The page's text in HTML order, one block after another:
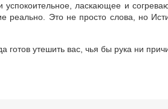
успокоительное, ласкающее и
реально. Это не просто слова, но
готов утешить вас, чья бы рука ни